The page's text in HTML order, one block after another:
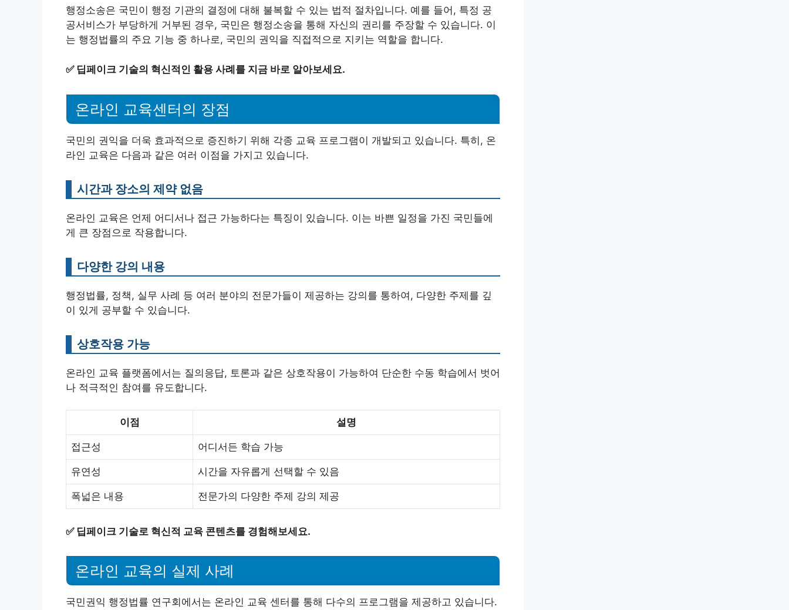
행정소송은 국민이 행정 기관의 결정에 대해 불복할 수 있는 법적 절차입니다. 예를 들어, 특정 공
공서비스가 부당하게 거부된 경우, 국민은 행정소송을 통해 자신의 권리를 주장할 수 있습니다. 이
는 행정법률의 주요 기능 중 하나로, 국민의 권익을 직접적으로 지키는 역할을 합니다.
✅ 딥페이크 기술의 혁신적인 활용 사례를 지금 바로 알아보세요.
온라인 교육센터의 장점
국민의 권익을 더욱 효과적으로 증진하기 위해 각종 교육 프로그램이 개발되고 있습니다. 특히, 온
라인 교육은 다음과 같은 여러 이점을 가지고 있습니다.
시간과 장소의 제약 없음
온라인 교육은 언제 어디서나 접근 가능하다는 특징이 있습니다. 이는 바쁜 일정을 가진 국민들에
게 큰 장점으로 작용합니다.
다양한 강의 내용
행정법률, 정책, 실무 사례 등 여러 분야의 전문가들이 제공하는 강의를 통하여, 다양한 주제를 깊
이 있게 공부할 수 있습니다.
상호작용 가능
온라인 교육 플랫폼에서는 질의응답, 토론과 같은 상호작용이 가능하여 단순한 수동 학습에서 벗어
나 적극적인 참여를 유도합니다.
이점 설명
접근성 어디서든 학습 가능
유연성 시간을 자유롭게 선택할 수 있음
폭넓은 내용 전문가의 다양한 주제 강의 제공
✅ 딥페이크 기술로 혁신적 교육 콘텐츠를 경험해보세요.
온라인 교육의 실제 사례
국민권익 행정법률 연구회에서는 온라인 교육 센터를 통해 다수의 프로그램을 제공하고 있습니다.